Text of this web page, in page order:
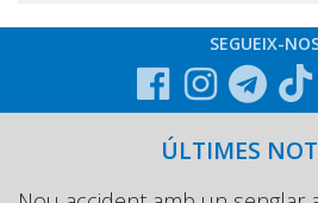
SEGUEIX-
ÚLTIMES